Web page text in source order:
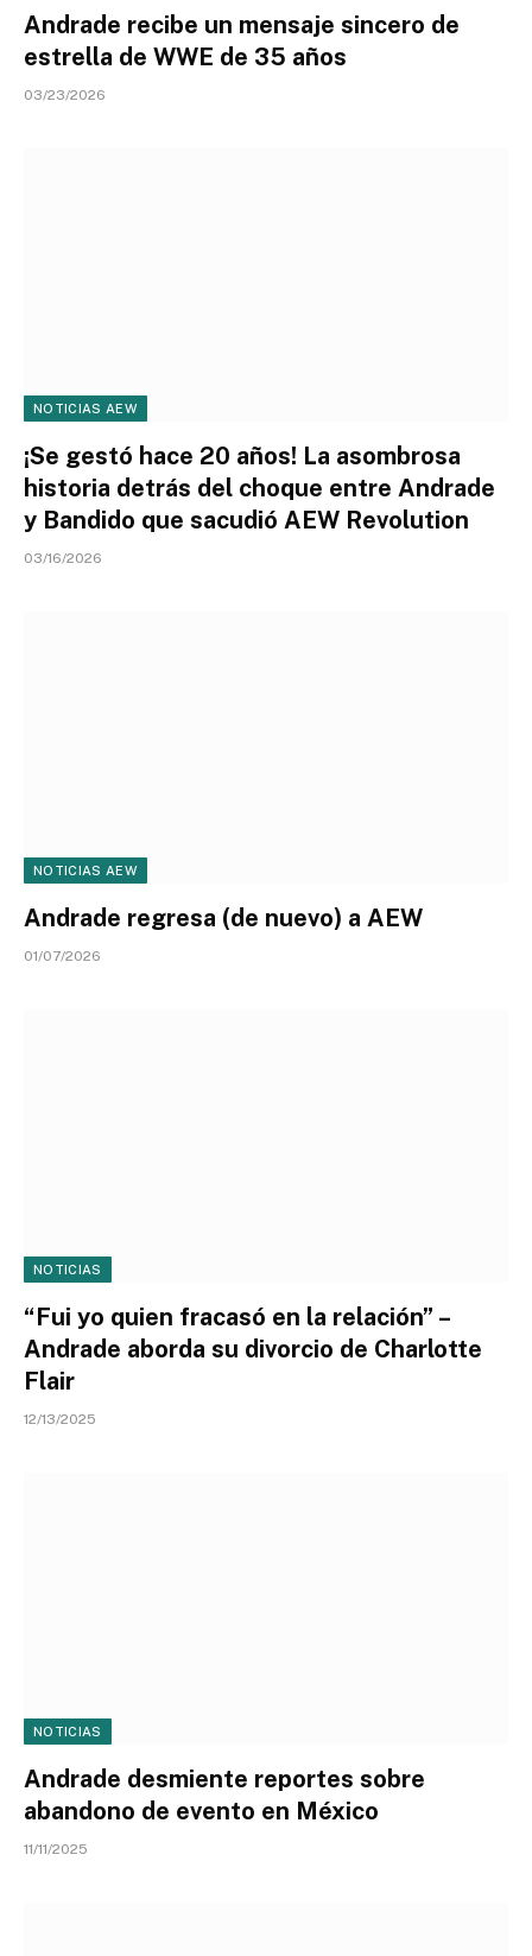
Andrade recibe un mensaje sincero de
estrella de WWE de 35 años
03/23/2026
NOTICIAS AEW
¡Se gestó hace 20 años! La asombrosa
historia detrás del choque entre Andrade
y Bandido que sacudió AEW Revolution
03/16/2026
NOTICIAS AEW
Andrade regresa (de nuevo) a AEW
01/07/2026
NOTICIAS
“Fui yo quien fracasó en la relación” –
Andrade aborda su divorcio de Charlotte
Flair
12/13/2025
NOTICIAS
Andrade desmiente reportes sobre
abandono de evento en México
11/11/2025